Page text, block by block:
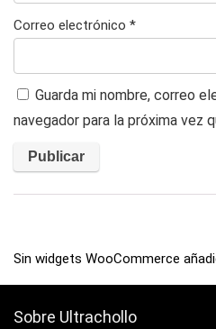
Correo electrónico *
Guarda mi nombre, correo
navegador para la próxima vez
Sin widgets WooCommerce
Sobre Ultrachollo